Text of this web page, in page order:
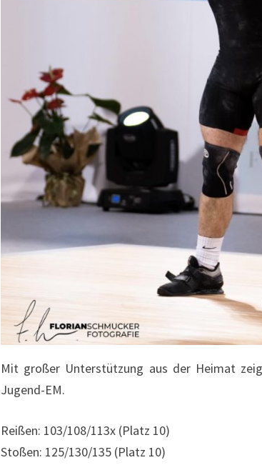
Mit großer Unterstützung aus der Heimat
Jugend-EM.
Reißen: 103/108/113x (Platz 10)
Stoßen: 125/130/135 (Platz 10)